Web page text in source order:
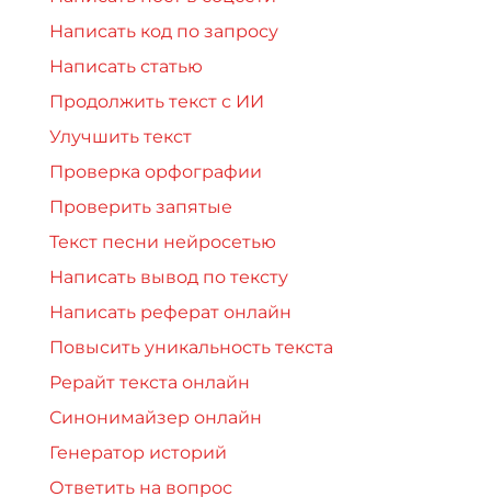
Написать код по запросу
Написать статью
Продолжить текст с ИИ
Улучшить текст
Проверка орфографии
Проверить запятые
Текст песни нейросетью
Написать вывод по тексту
Написать реферат онлайн
Повысить уникальность текста
Рерайт текста онлайн
Синонимайзер онлайн
Генератор историй
Ответить на вопрос